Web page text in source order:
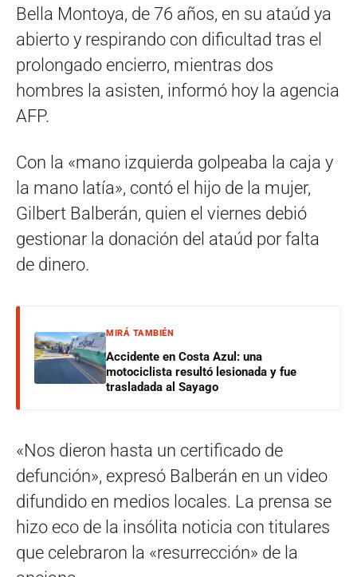
Bella Montoya, de 76 años, en su ataúd ya
abierto y respirando con dificultad tras el
prolongado encierro, mientras dos
hombres la asisten, informó hoy la agencia
AFP.
Con la «mano izquierda golpeaba la caja y
la mano latía», contó el hijo de la mujer,
Gilbert Balberán, quien el viernes debió
gestionar la donación del ataúd por falta
de dinero.
MIRÁ TAMBIÉN
Accidente en Costa Azul: una
motociclista resultó lesionada y fue
trasladada al Sayago
«Nos dieron hasta un certificado de
defunción», expresó Balberán en un video
difundido en medios locales. La prensa se
hizo eco de la insólita noticia con titulares
que celebraron la «resurrección» de la